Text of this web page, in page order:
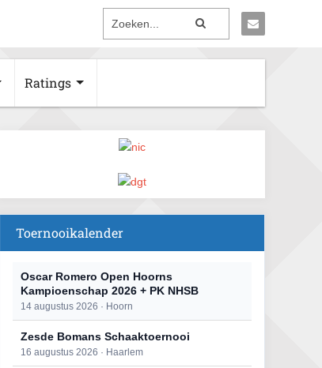
Ratings
Toernooikalender
Oscar Romero Open Hoorns
Kampioenschap 2026 + PK NHSB
14 augustus 2026 · Hoorn
Zesde Bomans Schaaktoernooi
16 augustus 2026 · Haarlem